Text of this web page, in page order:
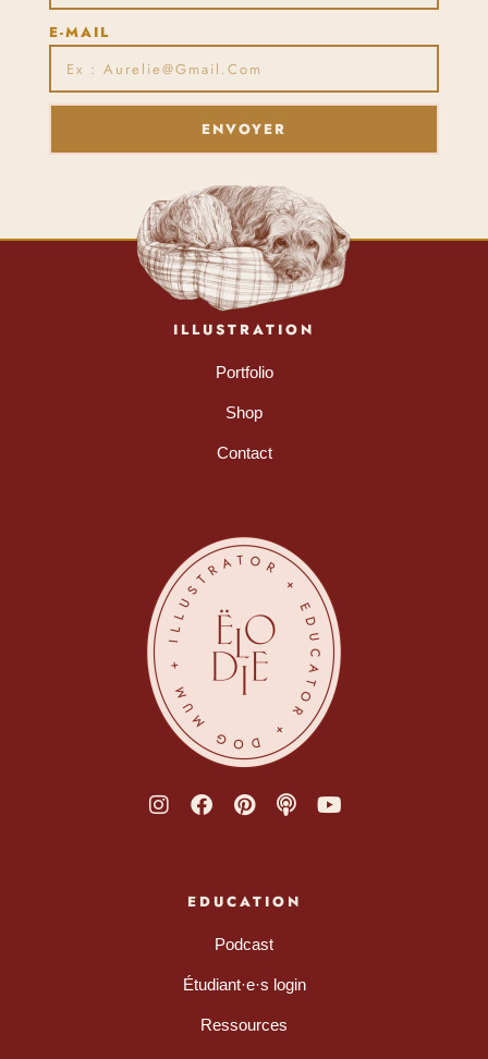
E-MAIL
ENVOYER
ILLUSTRATION
Portfolio
Shop
Contact
EDUCATION
Podcast
Étudiant·e·s login
Ressources